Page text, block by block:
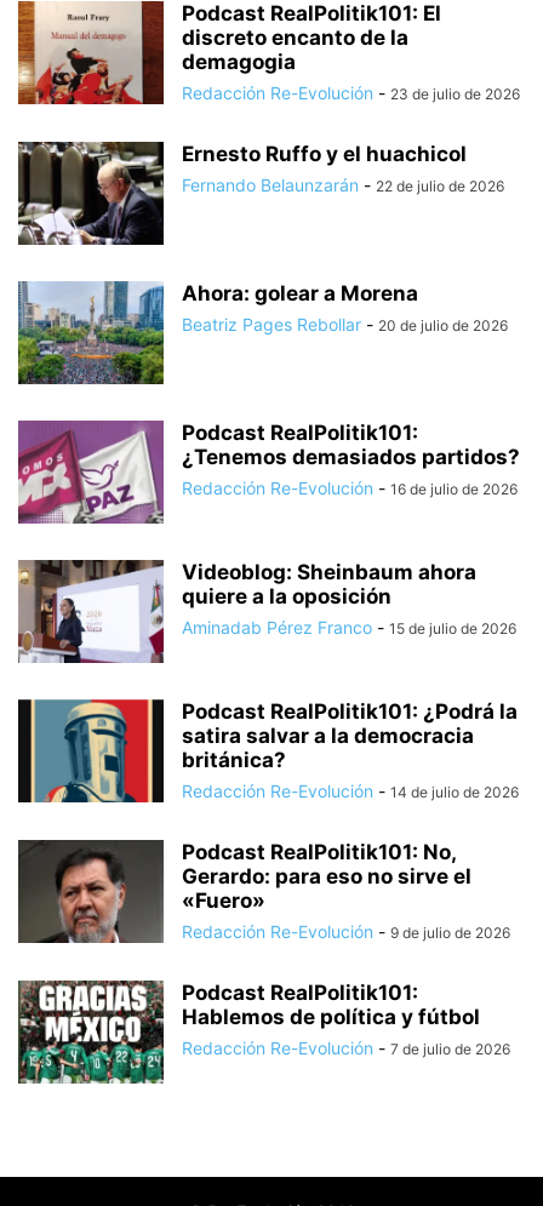
Podcast RealPolitik101: El
discreto encanto de la
demagogia
Redacción Re-Evolución - 23 de julio de 2026
Ernesto Ruffo y el huachicol
Fernando Belaunzarán - 22 de julio de 2026
Ahora: golear a Morena
Beatriz Pages Rebollar - 20 de julio de 2026
Podcast RealPolitik101:
¿Tenemos demasiados partidos?
Redacción Re-Evolución - 16 de julio de 2026
Videoblog: Sheinbaum ahora
quiere a la oposición
Aminadab Pérez Franco - 15 de julio de 2026
Podcast RealPolitik101: ¿Podrá la
satira salvar a la democracia
británica?
Redacción Re-Evolución - 14 de julio de 2026
Podcast RealPolitik101: No,
Gerardo: para eso no sirve el
«Fuero»
Redacción Re-Evolución - 9 de julio de 2026
Podcast RealPolitik101:
Hablemos de política y fútbol
Redacción Re-Evolución - 7 de julio de 2026